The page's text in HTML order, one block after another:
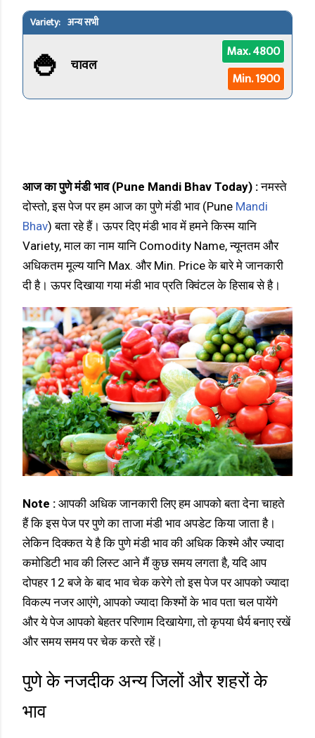
अन्य सभी
🍚 चावल
Max. 4800
Min. 1900
आज का पुणे मंडी भाव (Pune Mandi Bhav Today) :नमस्ते
दोस्तो, इस पेज पर हम आज का पुणे मंडी भाव (Pune Mandi
Bhav) बता रहे हैं। ऊपर दिए मंडी भाव में हमने किस्म यानि
Variety, माल का नाम यानि Comodity Name, न्यूनतम और
अधिकतम मूल्य यानि Max. और Min. Price के बारे मे जानकारी
दी है। ऊपर दिखाया गया मंडी भाव प्रति क्विंटल के हिसाब से है।
Note : आपकी अधिक जानकारी लिए हम आपको बता देना चाहते
हैं कि इस पेज पर पुणे का ताजा मंडी भाव अपडेट किया जाता है।
लेकिन दिक्कत ये है कि पुणे मंडी भाव की अधिक किश्मे और ज्यादा
कमोडिटी भाव की लिस्ट आने मैं कुछ समय लगता है, यदि आप
दोपहर 12 बजे के बाद भाव चेक करेगे तो इस पेज पर आपको ज्यादा
विकल्प नजर आएंगे, आपको ज्यादा किश्मों के भाव पता चल पायेंगे
और ये पेज आपको बेहतर परिणाम दिखायेगा, तो कृपया धैर्य बनाए रखें
और समय समय पर चेक करते रहें।
पुणे के नजदीक अन्य जिलों और शहरों के
भाव